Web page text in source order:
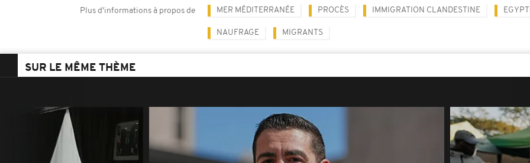
Plus d'informations à propos de MER MÉDITERRANÉE PROCÈS IMMIGRATION CLANDESTINE
NAUFRAGE MIGRANTS
SUR LE MÊME THÈME